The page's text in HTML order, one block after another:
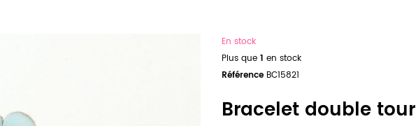
En stock
Plus que 1 en stock
Référence BC15821
Bracelet double